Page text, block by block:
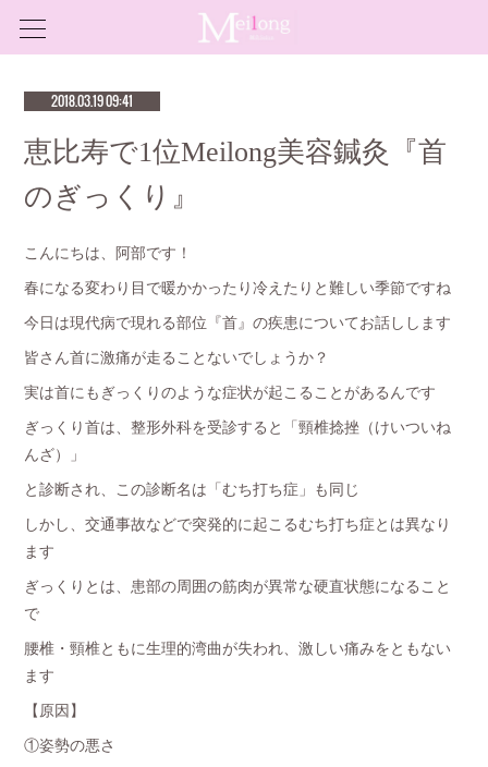
2018.03.19 09:41
恵比寿で1位Meilong美容鍼灸『首
のぎっくり』
こんにちは、阿部です！
春になる変わり目で暖かかったり冷えたりと難しい季節ですね
今日は現代病で現れる部位『首』の疾患についてお話しします
皆さん首に激痛が走ることないでしょうか？
実は首にもぎっくりのような症状が起こることがあるんです
ぎっくり首は、整形外科を受診すると「頸椎捻挫（けいついね
んざ）」
と診断され、この診断名は「むち打ち症」も同じ
しかし、交通事故などで突発的に起こるむち打ち症とは異なり
ます
ぎっくりとは、患部の周囲の筋肉が異常な硬直状態になること
で
腰椎・頸椎ともに生理的湾曲が失われ、激しい痛みをともない
ます
【原因】
①姿勢の悪さ